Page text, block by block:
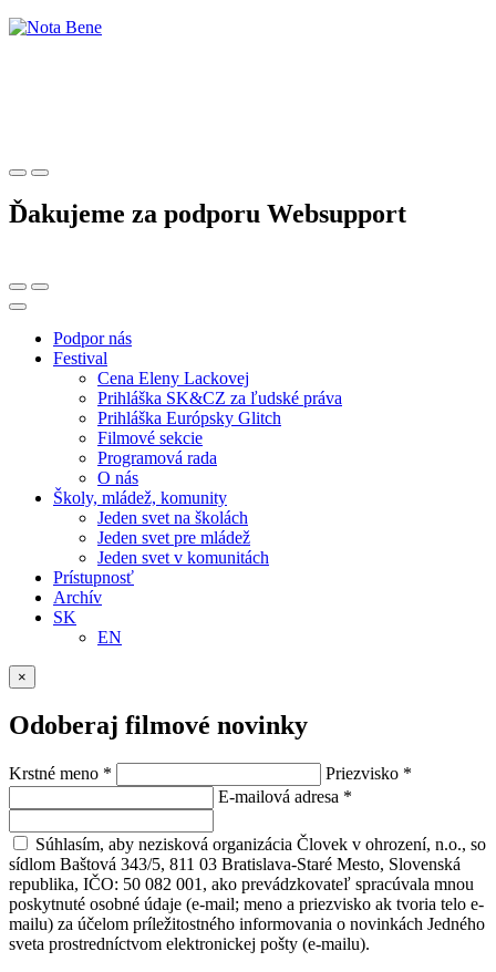
Ďakujeme za podporu Websupport
Podpor nás
Festival
Cena Eleny Lackovej
Prihláška SK&CZ za ľudské práva
Prihláška Európsky Glitch
Filmové sekcie
Programová rada
O nás
Školy, mládež, komunity
Jeden svet na školách
Jeden svet pre mládež
Jeden svet v komunitách
Prístupnosť
Archív
SK
EN
×
Odoberaj filmové novinky
Krstné meno * Priezvisko *
E-mailová adresa *
Súhlasím, aby nezisková organizácia Človek v ohrození, n.o., so
sídlom Baštová 343/5, 811 03 Bratislava-Staré Mesto, Slovenská
republika, IČO: 50 082 001, ako prevádzkovateľ spracúvala mnou
poskytnuté osobné údaje (e-mail; meno a priezvisko ak tvoria telo e-
mailu) za účelom príležitostného informovania o novinkách Jedného
sveta prostredníctvom elektronickej pošty (e-mailu).